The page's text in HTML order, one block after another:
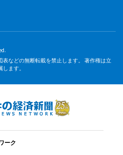
などの無断転載を禁止します。 著作権は立
ます。
ーク